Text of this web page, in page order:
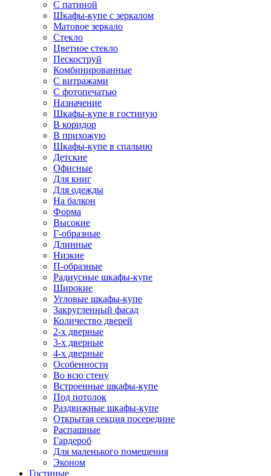
С патиной
Шкафы-купе с зеркалом
Матовое зеркало
Стекло
Цветное стекло
Пескоструй
Комбинированные
С витражами
С фотопечатью
Назначение
Шкафы-купе в гостиную
В коридор
В прихожую
Шкафы-купе в спальню
Детские
Офисные
Для книг
Для одежды
На балкон
Форма
Высокие
Г-образные
Длинные
Низкие
П-образные
Радиусные шкафы-купе
Широкие
Угловые шкафы-купе
Закругленный фасад
Количество дверей
2-х дверные
3-х дверные
4-х дверные
Особенности
Во всю стену
Встроенные шкафы-купе
Под потолок
Раздвижные шкафы-купе
Открытая секция посередине
Распашные
Гардероб
Для маленького помещения
Эконом
Гостиные